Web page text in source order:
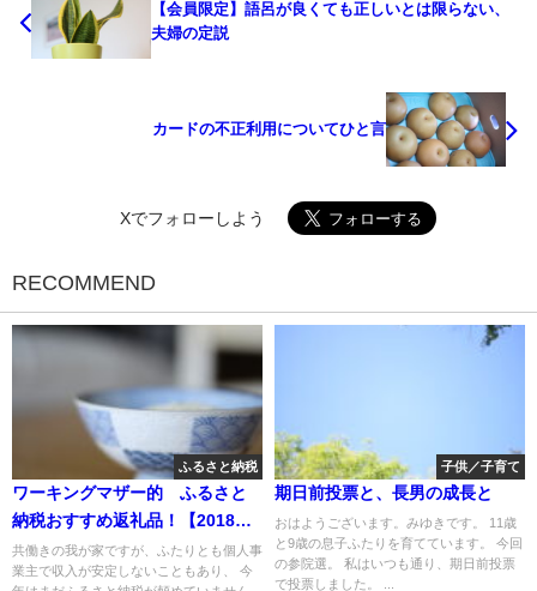
【会員限定】語呂が良くても正しいとは限らない、
夫婦の定説
カードの不正利用についてひと言
Xでフォローしよう
RECOMMEND
ふるさと納税
ワーキングマザー的 ふるさと
納税おすすめ返礼品！【2018年
版】
共働きの我が家ですが、ふたりとも個人事
業主で収入が安定しないこともあり、 今
子供／子育て
期日前投票と、長男の成長と
おはようございます。みゆきです。 11歳
と9歳の息子ふたりを育てています。 今回
の参院選。 私はいつも通り、期日前投票
で投票しました。 ...